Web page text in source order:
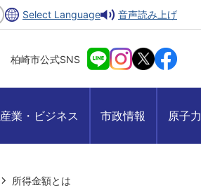
Select Language 音声読み上げ
柏崎市公式SNS
産業・ビジネス 市政情報 原子力
所得金額とは